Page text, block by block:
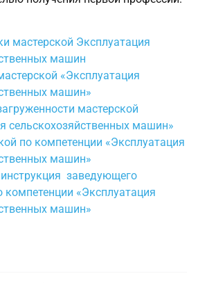
мастерской Эксплуатация
машин
«Эксплуатация
машин»
мастерской
сельскохозяйственных машин»
по компетенции «Эксплуатация
машин»
заведующего
компетенции «Эксплуатация
машин»